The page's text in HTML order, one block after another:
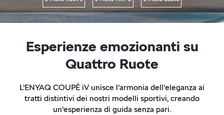
2
Esperienze emozionanti su
Quattro Ruote
L’ENYAQ COUPÉ iV unisce l’armonia dell’eleganza ai
tratti distintivi dei nostri modelli sportivi, creando
un’esperienza di guida senza pari.